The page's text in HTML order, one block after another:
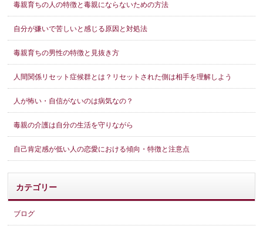
毒親育ちの人の特徴と毒親にならないための方法
自分が嫌いで苦しいと感じる原因と対処法
毒親育ちの男性の特徴と見抜き方
人間関係リセット症候群とは？リセットされた側は相手を理解しよう
人が怖い・自信がないのは病気なの？
毒親の介護は自分の生活を守りながら
自己肯定感が低い人の恋愛における傾向・特徴と注意点
カテゴリー
ブログ